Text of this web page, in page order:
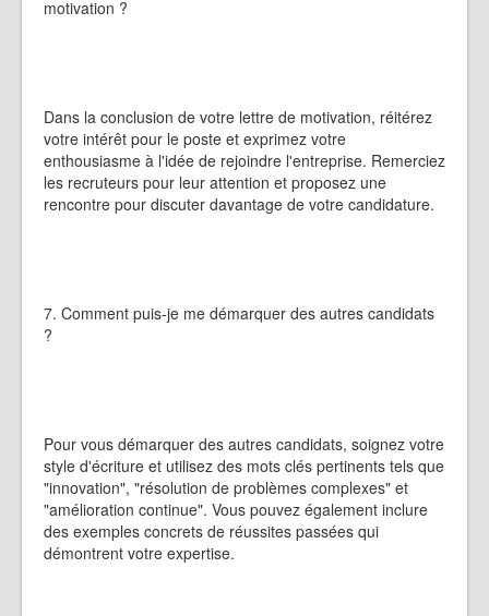
motivation ?
Dans la conclusion de votre lettre de motivation, réitérez
votre intérêt pour le poste et exprimez votre
enthousiasme à l'idée de rejoindre l'entreprise. Remerciez
les recruteurs pour leur attention et proposez une
rencontre pour discuter davantage de votre candidature.
7. Comment puis-je me démarquer des autres candidats
?
Pour vous démarquer des autres candidats, soignez votre
style d'écriture et utilisez des mots clés pertinents tels que
"innovation", "résolution de problèmes complexes" et
"amélioration continue". Vous pouvez également inclure
des exemples concrets de réussites passées qui
démontrent votre expertise.